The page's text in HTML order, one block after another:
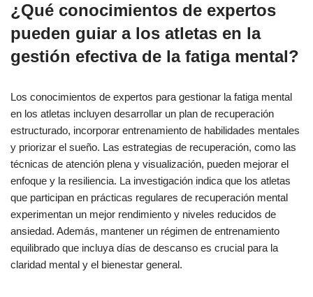
¿Qué conocimientos de expertos
pueden guiar a los atletas en la
gestión efectiva de la fatiga mental?
Los conocimientos de expertos para gestionar la fatiga mental
en los atletas incluyen desarrollar un plan de recuperación
estructurado, incorporar entrenamiento de habilidades mentales
y priorizar el sueño. Las estrategias de recuperación, como las
técnicas de atención plena y visualización, pueden mejorar el
enfoque y la resiliencia. La investigación indica que los atletas
que participan en prácticas regulares de recuperación mental
experimentan un mejor rendimiento y niveles reducidos de
ansiedad. Además, mantener un régimen de entrenamiento
equilibrado que incluya días de descanso es crucial para la
claridad mental y el bienestar general.